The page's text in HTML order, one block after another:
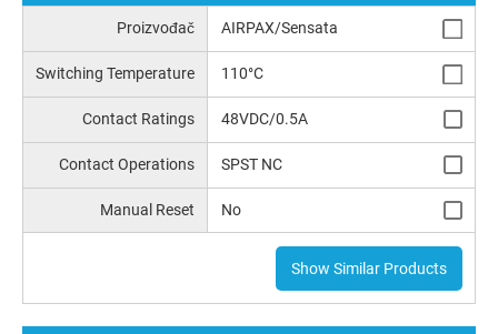
Proizvođač AIRPAX/Sensata
Switching Temperature 110°C
Contact Ratings 48VDC/0.5A
Contact Operations SPST NC
Manual Reset No
Show Similar Products